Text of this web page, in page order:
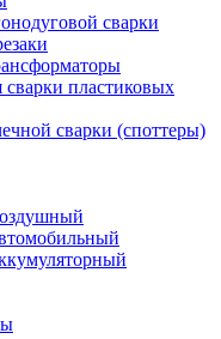
сварки
пластиковых
сварки (споттеры)